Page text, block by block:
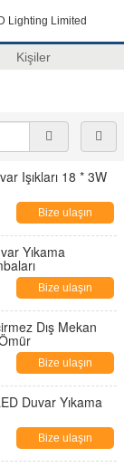
Lighting Limited
Kişiler
Işıkları 18 * 3W
Bize ulaşın
Yıkama
Bize ulaşın
Dış Mekan
Bize ulaşın
Duvar Yıkama
Bize ulaşın